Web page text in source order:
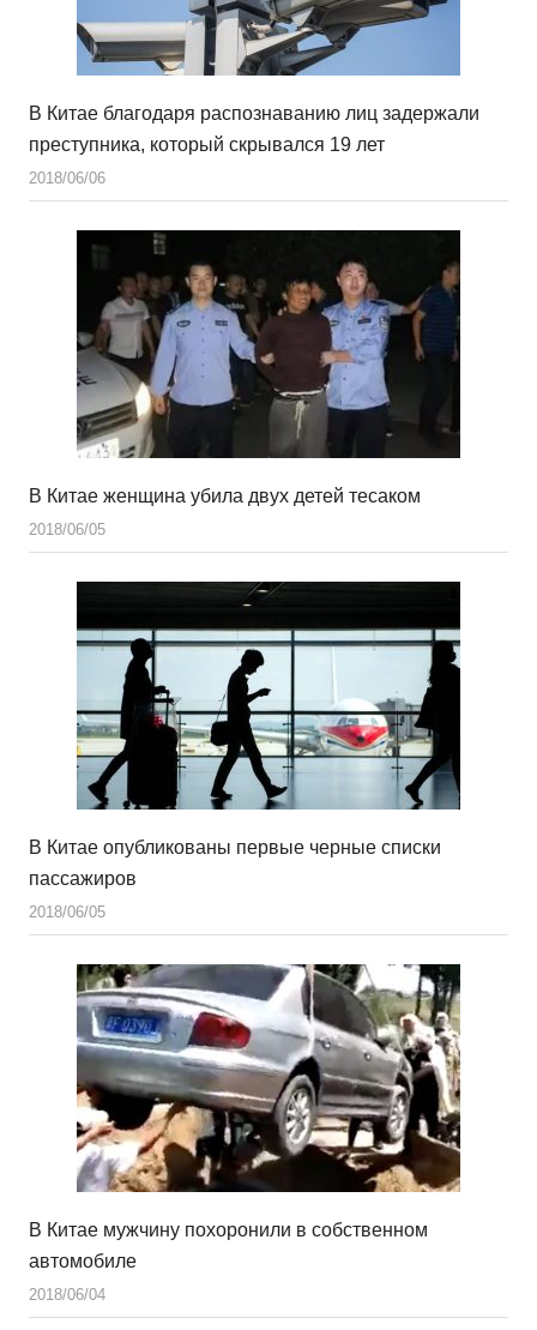
В Китае благодаря распознаванию лиц задержали
преступника, который скрывался 19 лет
2018/06/06
В Китае женщина убила двух детей тесаком
2018/06/05
В Китае опубликованы первые черные списки
пассажиров
2018/06/05
В Китае мужчину похоронили в собственном
автомобиле
2018/06/04